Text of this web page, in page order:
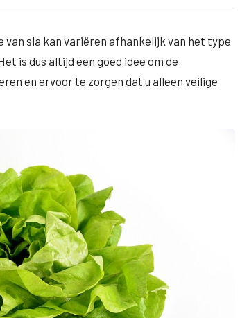
sla kan variëren afhankelijk van het type
is dus altijd een goed idee om de
en ervoor te zorgen dat u alleen veilige